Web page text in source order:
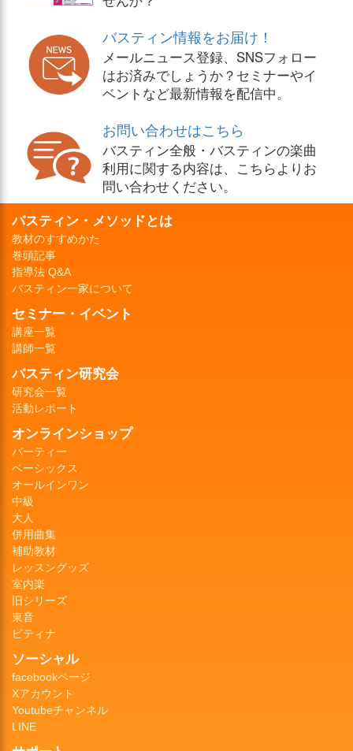
バスティン情報をお届け！
メールニュース登録、SNSフォロー
はお済みでしょうか？セミナーやイ
ベントなど最新情報を配信中。
お問い合わせはこちら
バスティン全般・バスティンの楽曲
利用に関する内容は、こちらよりお
問い合わせください。
バスティン・メソッドとは
教材のすすめかた
巻頭記事
指導法 Q&A
バスティン一家について
セミナー・イベント
講座一覧
講師一覧
バスティン研究会
研究会一覧
活動レポート
オンラインショップ
パーティー
ベーシックス
オールインワン
中級
大人
併用曲集
補助教材
レッスングッズ
室内楽
旧シリーズ
東音
ピティナ
ソーシャル
facebookページ
Xアカウント
Youtubeチャンネル
LINE